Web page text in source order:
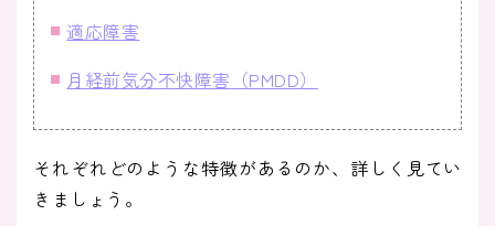
適応障害
月経前気分不快障害（PMDD）
それぞれどのような特徴があるのか、詳しく見てい
きましょう。